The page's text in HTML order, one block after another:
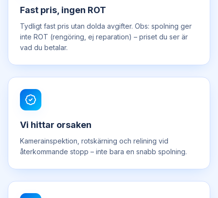
Fast pris, ingen ROT
Tydligt fast pris utan dolda avgifter. Obs: spolning ger
inte ROT (rengöring, ej reparation) – priset du ser är
vad du betalar.
Vi hittar orsaken
Kamerainspektion, rotskärning och relining vid
återkommande stopp – inte bara en snabb spolning.